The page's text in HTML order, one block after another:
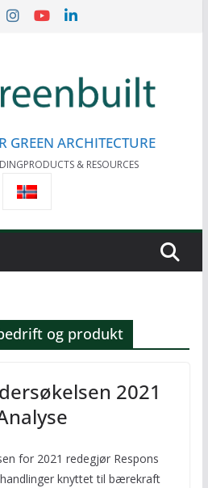
GREEN ARCHITECTURE
& RESOURCES
og produkt
2021
for 2021 redegjør Respons
knyttet til bærekraft